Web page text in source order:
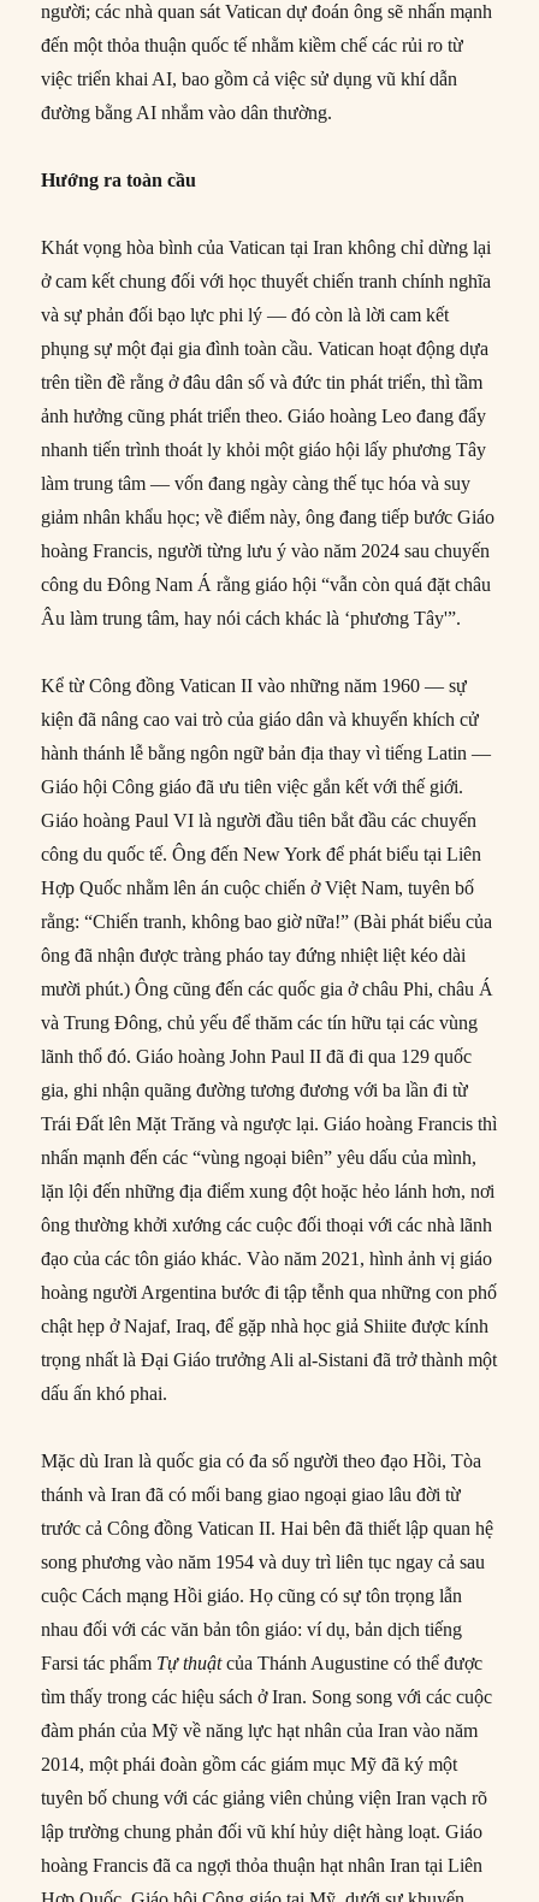
người; các nhà quan sát Vatican dự đoán ông sẽ nhấn mạnh
đến một thỏa thuận quốc tế nhằm kiềm chế các rủi ro từ
việc triển khai AI, bao gồm cả việc sử dụng vũ khí dẫn
đường bằng AI nhắm vào dân thường.
Hướng ra toàn cầu
Khát vọng hòa bình của Vatican tại Iran không chỉ dừng lại
ở cam kết chung đối với học thuyết chiến tranh chính nghĩa
và sự phản đối bạo lực phi lý — đó còn là lời cam kết
phụng sự một đại gia đình toàn cầu. Vatican hoạt động dựa
trên tiền đề rằng ở đâu dân số và đức tin phát triển, thì tầm
ảnh hưởng cũng phát triển theo. Giáo hoàng Leo đang đẩy
nhanh tiến trình thoát ly khỏi một giáo hội lấy phương Tây
làm trung tâm — vốn đang ngày càng thế tục hóa và suy
giảm nhân khẩu học; về điểm này, ông đang tiếp bước Giáo
hoàng Francis, người từng lưu ý vào năm 2024 sau chuyến
công du Đông Nam Á rằng giáo hội “vẫn còn quá đặt châu
Âu làm trung tâm, hay nói cách khác là ‘phương Tây'”.
Kể từ Công đồng Vatican II vào những năm 1960 — sự
kiện đã nâng cao vai trò của giáo dân và khuyến khích cử
hành thánh lễ bằng ngôn ngữ bản địa thay vì tiếng Latin —
Giáo hội Công giáo đã ưu tiên việc gắn kết với thế giới.
Giáo hoàng Paul VI là người đầu tiên bắt đầu các chuyến
công du quốc tế. Ông đến New York để phát biểu tại Liên
Hợp Quốc nhằm lên án cuộc chiến ở Việt Nam, tuyên bố
rằng: “Chiến tranh, không bao giờ nữa!” (Bài phát biểu của
ông đã nhận được tràng pháo tay đứng nhiệt liệt kéo dài
mười phút.) Ông cũng đến các quốc gia ở châu Phi, châu Á
và Trung Đông, chủ yếu để thăm các tín hữu tại các vùng
lãnh thổ đó. Giáo hoàng John Paul II đã đi qua 129 quốc
gia, ghi nhận quãng đường tương đương với ba lần đi từ
Trái Đất lên Mặt Trăng và ngược lại. Giáo hoàng Francis thì
nhấn mạnh đến các “vùng ngoại biên” yêu dấu của mình,
lặn lội đến những địa điểm xung đột hoặc hẻo lánh hơn, nơi
ông thường khởi xướng các cuộc đối thoại với các nhà lãnh
đạo của các tôn giáo khác. Vào năm 2021, hình ảnh vị giáo
hoàng người Argentina bước đi tập tễnh qua những con phố
chật hẹp ở Najaf, Iraq, để gặp nhà học giả Shiite được kính
trọng nhất là Đại Giáo trưởng Ali al-Sistani đã trở thành một
dấu ấn khó phai.
Mặc dù Iran là quốc gia có đa số người theo đạo Hồi, Tòa
thánh và Iran đã có mối bang giao ngoại giao lâu đời từ
trước cả Công đồng Vatican II. Hai bên đã thiết lập quan hệ
song phương vào năm 1954 và duy trì liên tục ngay cả sau
cuộc Cách mạng Hồi giáo. Họ cũng có sự tôn trọng lẫn
nhau đối với các văn bản tôn giáo: ví dụ, bản dịch tiếng
Farsi tác phẩm Tự thuậtcủa Thánh Augustine có thể được
tìm thấy trong các hiệu sách ở Iran. Song song với các cuộc
đàm phán của Mỹ về năng lực hạt nhân của Iran vào năm
2014, một phái đoàn gồm các giám mục Mỹ đã ký một
tuyên bố chung với các giảng viên chủng viện Iran vạch rõ
lập trường chung phản đối vũ khí hủy diệt hàng loạt. Giáo
hoàng Francis đã ca ngợi thỏa thuận hạt nhân Iran tại Liên